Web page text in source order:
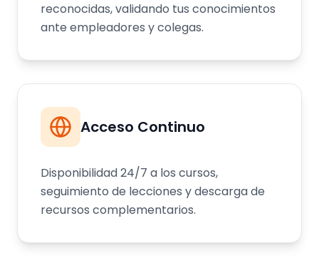
reconocidas, validando tus conocimientos
ante empleadores y colegas.
Acceso Continuo
Disponibilidad 24/7 a los cursos,
seguimiento de lecciones y descarga de
recursos complementarios.